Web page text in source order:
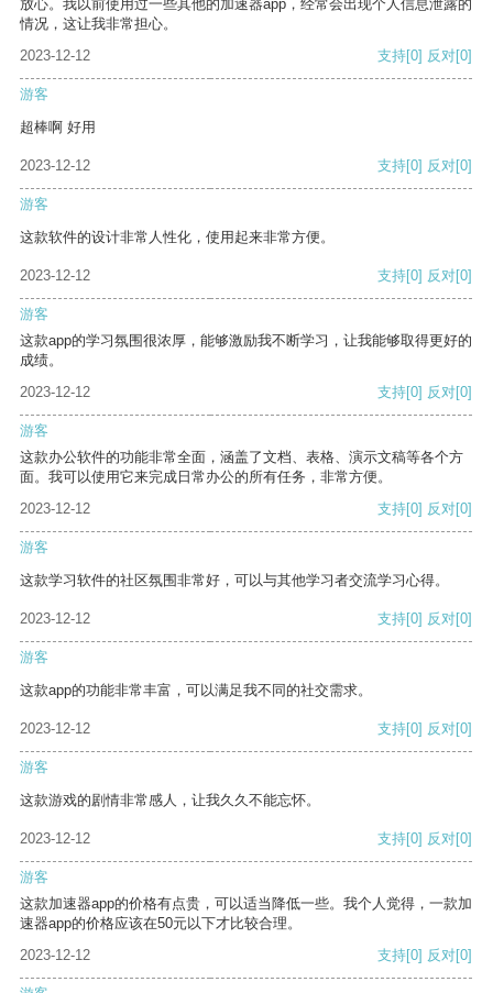
放心。我以前使用过一些其他的加速器app，经常会出现个人信息泄露的
情况，这让我非常担心。
2023-12-12
支持[0] 反对[0]
游客
超棒啊 好用
2023-12-12 支持[0] 反对[0]
游客
这款软件的设计非常人性化，使用起来非常方便。
2023-12-12 支持[0] 反对[0]
游客
这款app的学习氛围很浓厚，能够激励我不断学习，让我能够取得更好的
成绩。
2023-12-12
支持[0] 反对[0]
游客
这款办公软件的功能非常全面，涵盖了文档、表格、演示文稿等各个方
面。我可以使用它来完成日常办公的所有任务，非常方便。
2023-12-12
支持[0] 反对[0]
游客
这款学习软件的社区氛围非常好，可以与其他学习者交流学习心得。
2023-12-12 支持[0] 反对[0]
游客
这款app的功能非常丰富，可以满足我不同的社交需求。
2023-12-12 支持[0] 反对[0]
游客
这款游戏的剧情非常感人，让我久久不能忘怀。
2023-12-12 支持[0] 反对[0]
游客
这款加速器app的价格有点贵，可以适当降低一些。我个人觉得，一款加
速器app的价格应该在50元以下才比较合理。
2023-12-12
支持[0] 反对[0]